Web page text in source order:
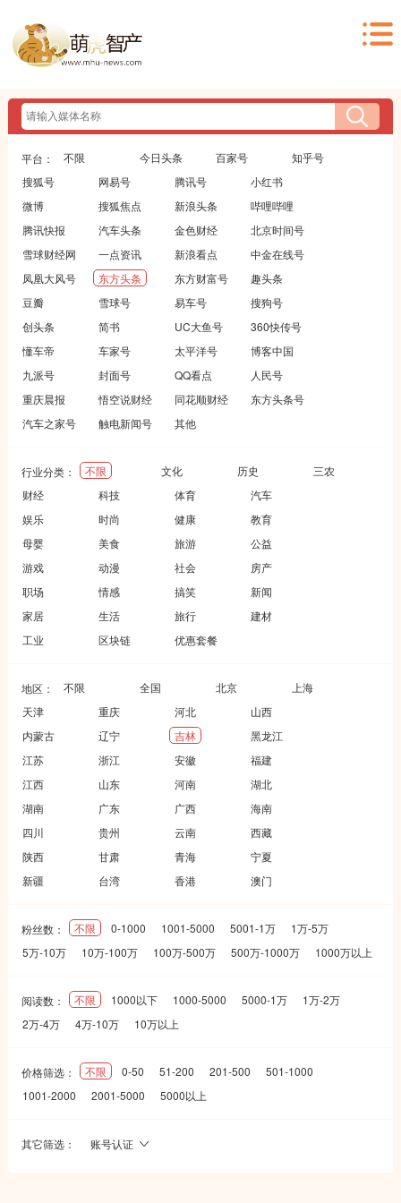
平台： 不限 今日头条 百家号
知乎号
搜狐号
网易号 腾讯号
小红书
微博
搜狐焦点 新浪头条
哔哩哔哩
腾讯快报
汽车头条 金色财经
北京时间号
雪球财经网
一点资讯 新浪看点
中金在线号
凤凰大风号
东方头条 东方财富号
趣头条
豆瓣
雪球号 易车号
搜狗号
创头条
简书 UC大鱼号
360快传号
懂车帝
车家号 太平洋号
博客中国
九派号
封面号 QQ看点
人民号
重庆晨报
悟空说财经 同花顺财经
东方头条号
汽车之家号
触电新闻号 其他
行业分类： 不限 文化 历史
三农
财经
科技 体育
汽车
娱乐
时尚 健康
教育
母婴
美食 旅游
公益
游戏
动漫 社会
房产
职场
情感 搞笑
新闻
家居
生活 旅行
建材
工业
区块链 优惠套餐
地区： 不限 全国 北京
上海
天津
重庆 河北
山西
内蒙古
辽宁 吉林
黑龙江
江苏
浙江 安徽
福建
江西
山东 河南
湖北
湖南
广东 广西
海南
四川
贵州 云南
西藏
陕西
甘肃 青海
宁夏
新疆
台湾 香港 澳门
粉丝数： 不限 0-1000 1001-5000 5001-1万
1万-5万
5万-10万
10万-100万 100万-500万 500万-1000万 1000万以上
阅读数： 不限 1000以下 1000-5000 5000-1万
1万-2万
2万-4万
4万-10万 10万以上
价格筛选： 不限 0-50 51-200 201-500
501-1000
1001-2000
2001-5000 5000以上
其它筛选： 账号认证